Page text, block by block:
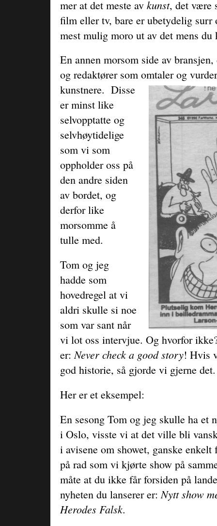
mer at det meste avkunst, det være
film eller tv, bare er ubetydelig
mest mulig moro ut av det mens du
En annen morsom side av
og redaktører som omtaler og
kunstnere. Disse
er minst like
selvopptatte og
selvhøytidelige
som vi som
oppholder oss på
den andre siden
av bordet, og
derfor like
morsomme å
tulle med.
Tom og jeg
hadde som
hovedregel at vi
aldri skulle si noe
som var sant når
vi lot oss intervjue. Og hvorfor
er:Never check a good story! Hvis
god historie, så gjorde vi gjerne det.
Her er et eksempel:
En sesong Tom og jeg skulle ha et
i Oslo, visste vi at det ville bli
i avisene om showet, ganske
på rad som vi kjørte show på
måte at du ikke får forsiden på
nyheten du lanserer er: Nytt show
Herodes Falsk.